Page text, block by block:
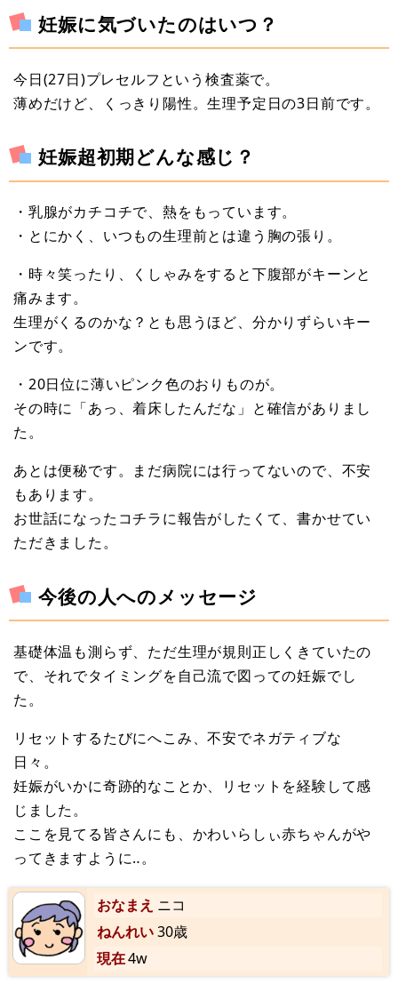
妊娠に気づいたのはいつ？
今日(27日)プレセルフという検査薬で。
薄めだけど、くっきり陽性。生理予定日の3日前です。
妊娠超初期どんな感じ？
・乳腺がカチコチで、熱をもっています。
・とにかく、いつもの生理前とは違う胸の張り。
・時々笑ったり、くしゃみをすると下腹部がキーンと
痛みます。
生理がくるのかな？とも思うほど、分かりずらいキー
ンです。
・20日位に薄いピンク色のおりものが。
その時に「あっ、着床したんだな」と確信がありまし
た。
あとは便秘です。まだ病院には行ってないので、不安
もあります。
お世話になったコチラに報告がしたくて、書かせてい
ただきました。
今後の人へのメッセージ
基礎体温も測らず、ただ生理が規則正しくきていたの
で、それでタイミングを自己流で図っての妊娠でし
た。
リセットするたびにへこみ、不安でネガティブな
日々。
妊娠がいかに奇跡的なことか、リセットを経験して感
じました。
ここを見てる皆さんにも、かわいらしぃ赤ちゃんがや
ってきますように‥。
おなまえ ニコ
ねんれい30歳
現在4w